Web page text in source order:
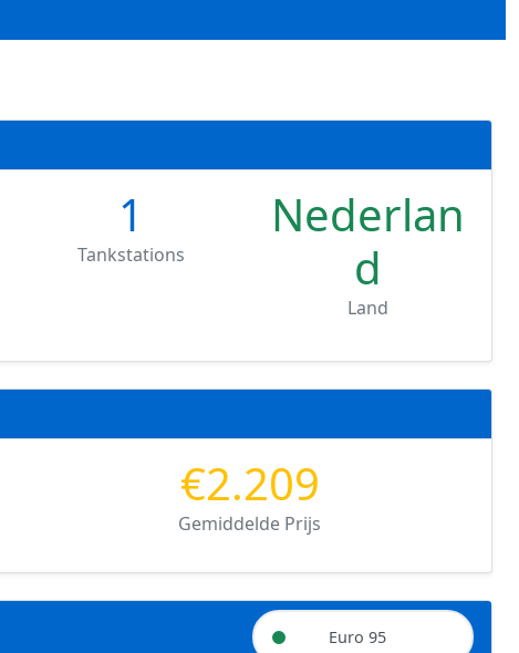
1
Tankstations
Nederlan
d
Land
€2.209
Gemiddelde Prijs
Euro 95